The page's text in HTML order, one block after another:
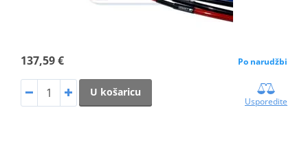
137,59 € Po narudžbi
U košaricu
Usporedite